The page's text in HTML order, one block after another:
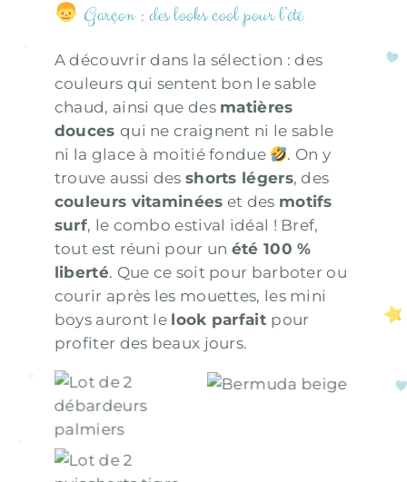
Garçon : des looks cool pour l’été
A découvrir dans la sélection : des
couleurs qui sentent bon le sable
chaud, ainsi que des matières
douces qui ne craignent ni le sable
ni la glace à moitié fondue
. On y
trouve aussi des shorts légers, des
couleurs vitaminées et des motifs
surf, le combo estival idéal ! Bref,
tout est réuni pour un été 100 %
liberté. Que ce soit pour barboter ou
courir après les mouettes, les mini
boys auront le look parfait pour
profiter des beaux jours.
Lot de 2
débardeurs
palmiers
Bermuda beige
Lot de 2